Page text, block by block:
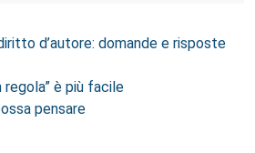
d’autore: domande e risposte
regola” è più facile
pensare